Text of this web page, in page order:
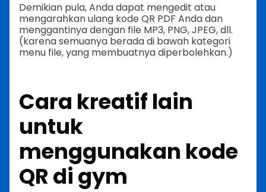
Demikian pula, Anda dapat mengedit atau
mengarahkan ulang kode QR PDF Anda dan
menggantinya dengan file MP3, PNG, JPEG, dll.
(karena semuanya berada di bawah kategori
menu file, yang membuatnya diperbolehkan.)
Cara kreatif lain
untuk
menggunakan kode
QR di gym